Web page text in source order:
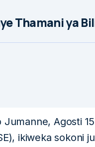
Thamani ya
Agosti
ikiweka sokoni